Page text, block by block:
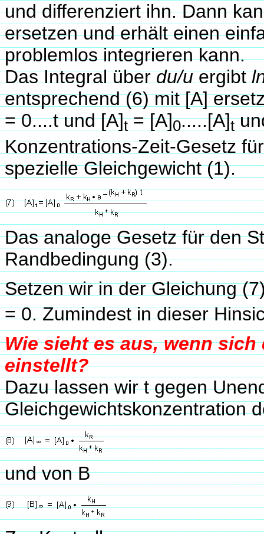
und differenziert ihn. Dann
ersetzen und erhält einen
problemlos integrieren kann.
Das Integral überdu/uergibt
entsprechend (6) mit [A]
= 0....t und [A]t= [A]0.....[A]t
Konzentrations-Zeit-Gesetz
spezielle Gleichgewicht (1).
Das analoge Gesetz für den
Randbedingung (3).
Setzen wir in der Gleichung
= 0. Zumindest in dieser
Wie sieht es aus, wenn
einstellt?
Dazu lassen wir t gegen
Gleichgewichtskonzentration
und von B